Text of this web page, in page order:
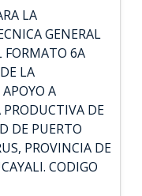
LA
GENERAL
FORMATO 6A
LA
A
PRODUCTIVA DE
DE PUERTO
PROVINCIA DE
CODIGO